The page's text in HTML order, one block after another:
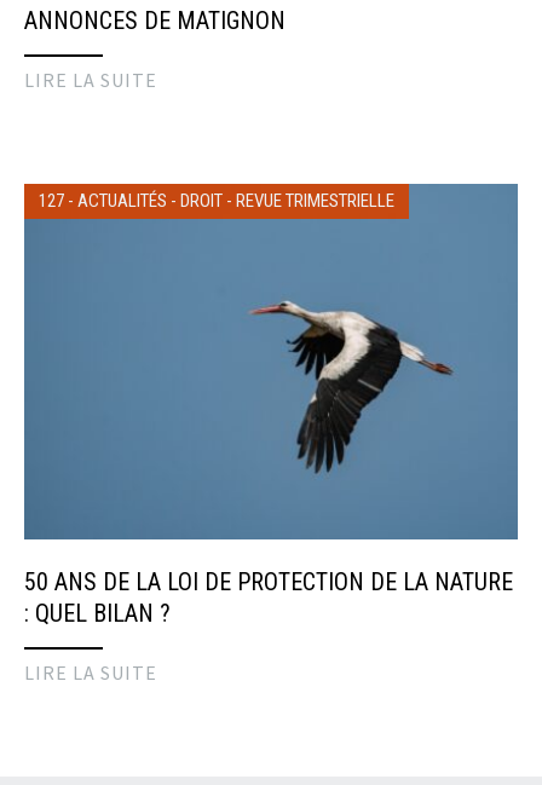
ANNONCES DE MATIGNON
LIRE LA SUITE
127 - ACTUALITÉS - DROIT - REVUE TRIMESTRIELLE
50 ANS DE LA LOI DE PROTECTION DE LA NATURE
: QUEL BILAN ?
LIRE LA SUITE